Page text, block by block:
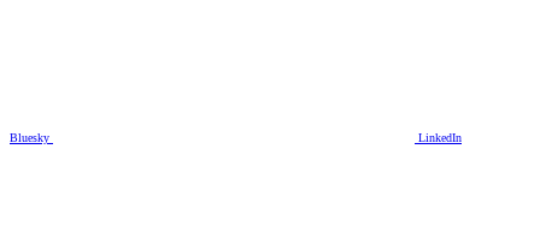
Bluesky LinkedIn